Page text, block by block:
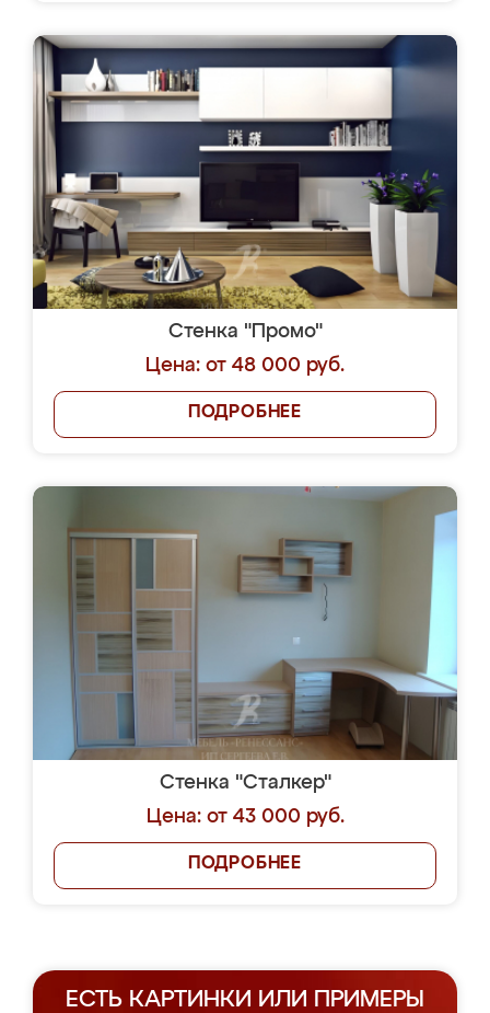
Стенка "Промо"
Цена: от 48 000 руб.
ПОДРОБНЕЕ
Стенка "Сталкер"
Цена: от 43 000 руб.
ПОДРОБНЕЕ
ЕСТЬ КАРТИНКИ ИЛИ ПРИМЕРЫ